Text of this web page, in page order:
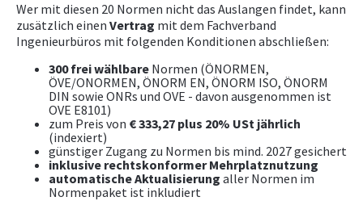
Wer mit diesen 20 Normen nicht das Auslangen findet, kann
zusätzlich einen Vertrag mit dem Fachverband
Ingenieurbüros mit folgenden Konditionen abschließen:
300 frei wählbare Normen (ÖNORMEN,
ÖVE/ONORMEN, ÖNORM EN, ÖNORM ISO, ÖNORM
DIN sowie ONRs und OVE - davon ausgenommen ist
OVE E8101)
zum Preis von € 333,27 plus 20% USt jährlich
(indexiert)
günstiger Zugang zu Normen bis mind. 2027 gesichert
inklusive rechtskonformer Mehrplatznutzung
automatische Aktualisierung aller Normen im
Normenpaket ist inkludiert